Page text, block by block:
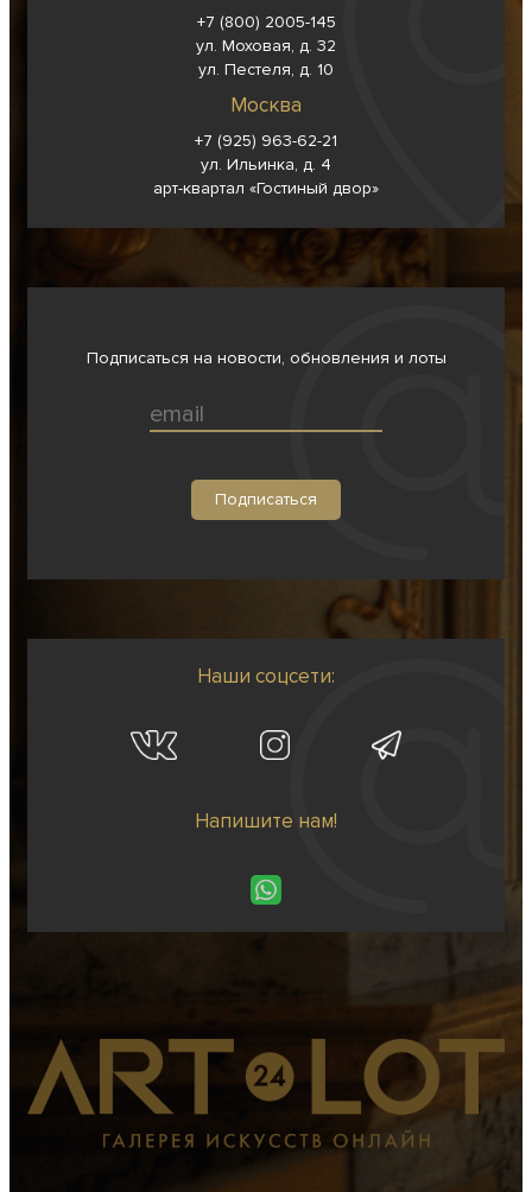
+7 (800) 2005-145
ул. Моховая, д. 32
ул. Пестеля, д. 10
Москва
+7 (925) 963-62-21
ул. Ильинка, д. 4
арт-квартал «Гостиный двор»
Подписаться на новости, обновления и лоты
Наши соцсети:
Напишите нам!